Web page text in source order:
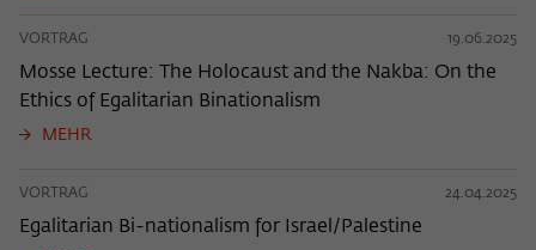
VORTRAG 19.06.2025
Mosse Lecture: The Holocaust and the Nakba: On the
Ethics of Egalitarian Binationalism
MEHR
VORTRAG 24.04.2025
Egalitarian Bi-nationalism for Israel/Palestine